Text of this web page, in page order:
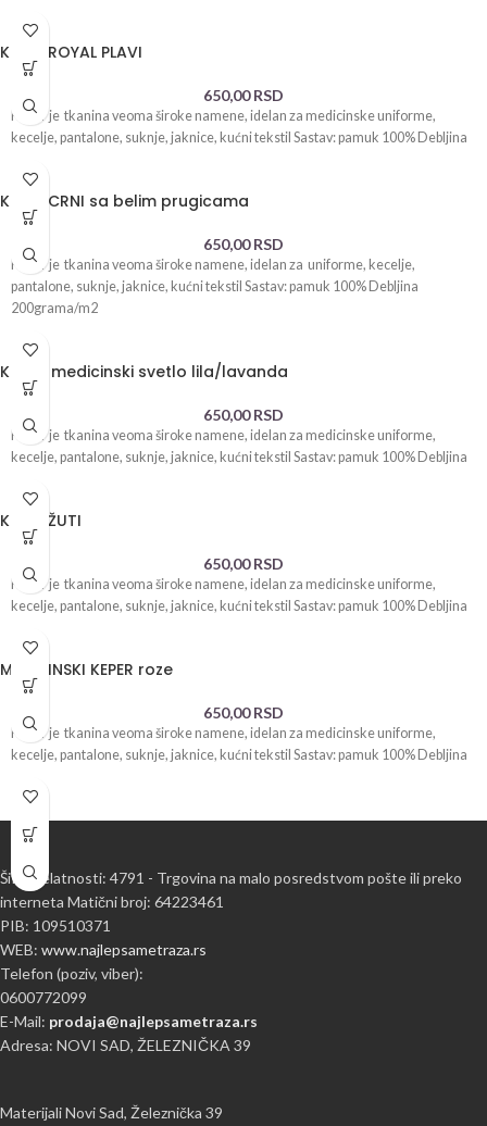
KEPER ROYAL PLAVI
650,00RSD
Keper je tkanina veoma široke namene, idelan za medicinske uniforme,
kecelje, pantalone, suknje, jaknice, kućni tekstil Sastav: pamuk 100% Debljina
KEPER CRNI sa belim prugicama
650,00RSD
Keper je tkanina veoma široke namene, idelan za uniforme, kecelje,
pantalone, suknje, jaknice, kućni tekstil Sastav: pamuk 100% Debljina
200grama/m2
Keper medicinski svetlo lila/lavanda
650,00RSD
Keper je tkanina veoma široke namene, idelan za medicinske uniforme,
kecelje, pantalone, suknje, jaknice, kućni tekstil Sastav: pamuk 100% Debljina
KEPER ŽUTI
650,00RSD
Keper je tkanina veoma široke namene, idelan za medicinske uniforme,
kecelje, pantalone, suknje, jaknice, kućni tekstil Sastav: pamuk 100% Debljina
MEDICINSKI KEPER roze
650,00RSD
Keper je tkanina veoma široke namene, idelan za medicinske uniforme,
kecelje, pantalone, suknje, jaknice, kućni tekstil Sastav: pamuk 100% Debljina
Šifra delatnosti: 4791 - Trgovina na malo posredstvom pošte ili preko
interneta Matični broj: 64223461
PIB: 109510371
WEB: www.najlepsametraza.rs
Telefon (poziv, viber):
0600772099
E-Mail: prodaja@najlepsametraza.rs
Adresa: NOVI SAD, ŽELEZNIČKA 39
Materijali Novi Sad, Železnička 39